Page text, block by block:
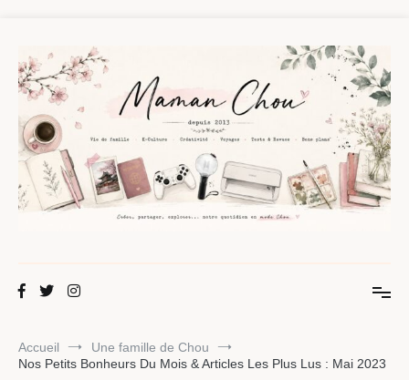
contenu
Maman Chou
Accueil
Une famille de Chou
Nos Petits Bonheurs Du Mois & Articles Les Plus Lus : Mai 2023